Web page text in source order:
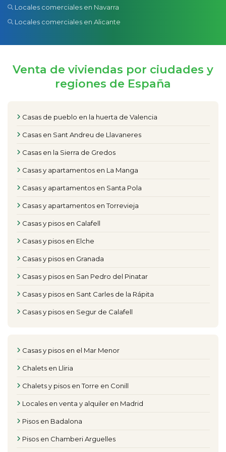
Locales comerciales en Navarra
Locales comerciales en Alicante
Venta de viviendas por ciudades y
regiones de España
Casas de pueblo en la huerta de Valencia
Casas en Sant Andreu de Llavaneres
Casas en la Sierra de Gredos
Casas y apartamentos en La Manga
Casas y apartamentos en Santa Pola
Casas y apartamentos en Torrevieja
Casas y pisos en Calafell
Casas y pisos en Elche
Casas y pisos en Granada
Casas y pisos en San Pedro del Pinatar
Casas y pisos en Sant Carles de la Rápita
Casas y pisos en Segur de Calafell
Casas y pisos en el Mar Menor
Chalets en Lliria
Chalets y pisos en Torre en Conill
Locales en venta y alquiler en Madrid
Pisos en Badalona
Pisos en Chamberi Arguelles